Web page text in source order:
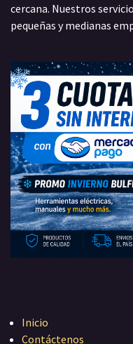
cercana. Nuestros
pequeñas y medianas
Inicio
Contáctenos